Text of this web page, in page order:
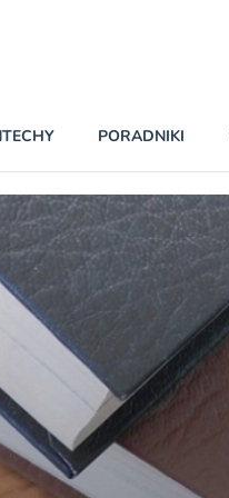
BEZPIECZEŃSTWO
INNI NAPISALI
KONTA
PRAWO
RAPORTY SPECJALNE
PORADNIKI